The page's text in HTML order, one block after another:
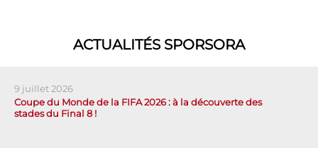
ACTUALITÉS SPORSORA
9 juillet 2026
Coupe du Monde de la FIFA 2026 : à la découverte des
stades du Final 8 !